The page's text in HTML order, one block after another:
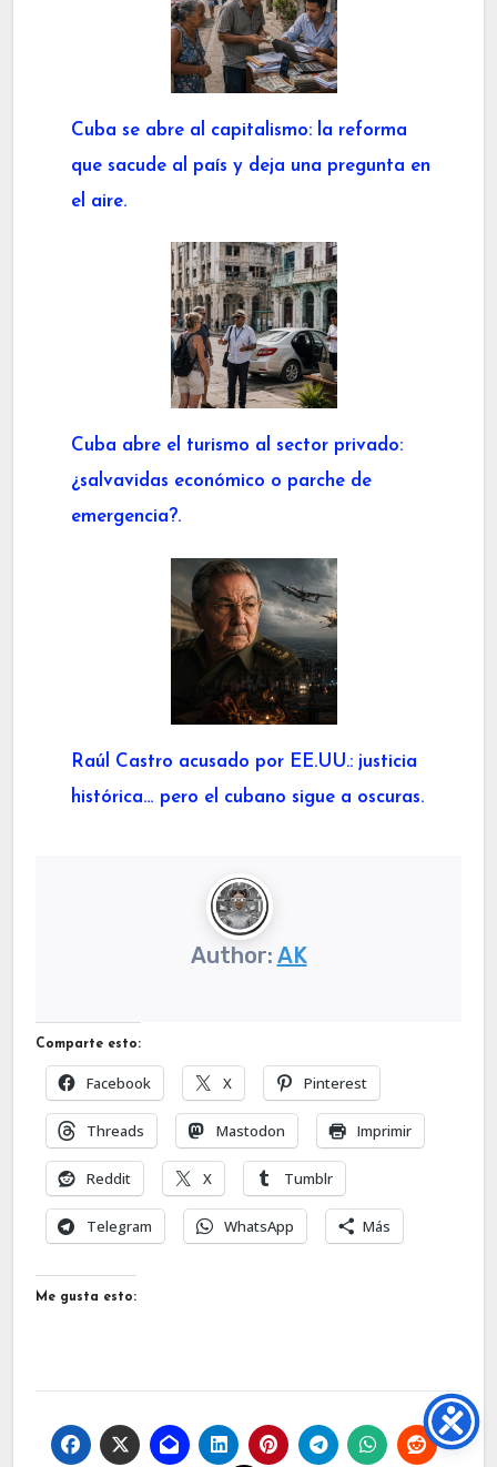
Cuba se abre al capitalismo: la reforma
que sacude al país y deja una pregunta en
el aire.
Cuba abre el turismo al sector privado:
¿salvavidas económico o parche de
emergencia?.
Raúl Castro acusado por EE.UU.: justicia
histórica… pero el cubano sigue a oscuras.
Author: AK
Comparte esto:
Facebook X Pinterest
Threads Mastodon Imprimir
Reddit X Tumblr
Telegram WhatsApp Más
Me gusta esto: